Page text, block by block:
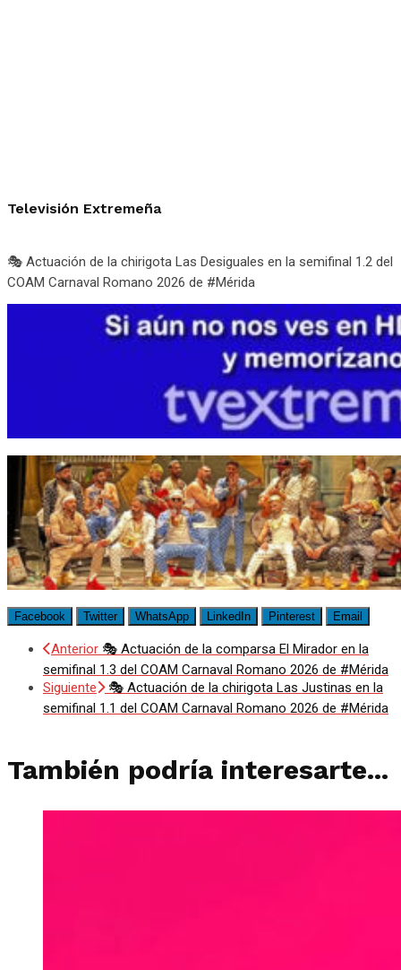
Televisión Extremeña
🎭 Actuación de la chirigota Las Desiguales en la semifinal 1.2 del
COAM Carnaval Romano 2026 de #Mérida
Facebook Twitter WhatsApp LinkedIn Pinterest Email
Anterior 🎭 Actuación de la comparsa El Mirador en la
semifinal 1.3 del COAM Carnaval Romano 2026 de #Mérida
Siguiente
🎭 Actuación de la chirigota Las Justinas en la
semifinal 1.1 del COAM Carnaval Romano 2026 de #Mérida
También podría interesarte...